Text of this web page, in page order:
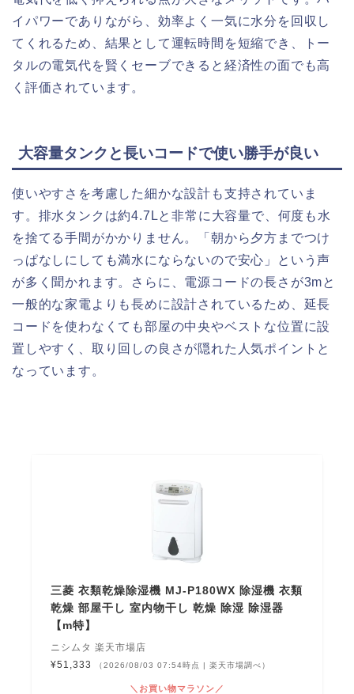
イパワーでありながら、効率よく一気に水分を回収し
てくれるため、結果として運転時間を短縮でき、トー
タルの電気代を賢くセーブできると経済性の面でも高
く評価されています。
大容量タンクと長いコードで使い勝手が良い
使いやすさを考慮した細かな設計も支持されていま
す。排水タンクは約4.7Lと非常に大容量で、何度も水
を捨てる手間がかかりません。「朝から夕方までつけ
っぱなしにしても満水にならないので安心」という声
が多く聞かれます。さらに、電源コードの長さが3mと
一般的な家電よりも長めに設計されているため、延長
コードを使わなくても部屋の中央やベストな位置に設
置しやすく、取り回しの良さが隠れた人気ポイントと
なっています。
三菱 衣類乾燥除湿機 MJ-P180WX 除湿機 衣類
乾燥 部屋干し 室内物干し 乾燥 除湿 除湿器
【m特】
ニシムタ 楽天市場店
¥51,333
（2026/08/03 07:54時点 | 楽天市場調べ）
＼お買い物マラソン／